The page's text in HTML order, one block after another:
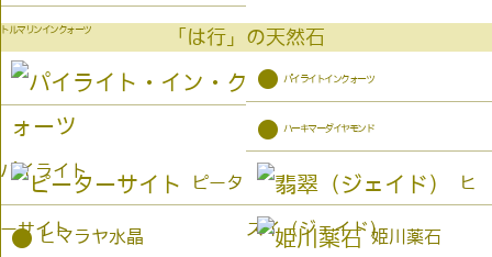
トルマリンインクォーツ 「は行」の天然石
パイライト
● パイライトインクォーツ
● ハーキマーダイヤモンド
ピータ
ーサイト
ヒ
スイ（ジェイド）
● ヒマラヤ水晶 姫川薬石